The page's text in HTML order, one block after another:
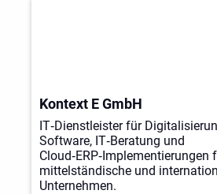
Kontext E GmbH
IT‑Dienstleister für
Software, IT‑Beratung und
Cloud‑ERP‑Implementierungen
mittelständische und
Unternehmen.